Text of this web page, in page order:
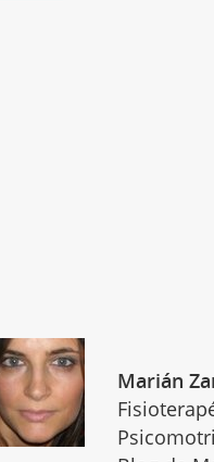
Marián